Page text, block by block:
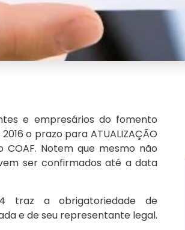
e empresários do fomento
o prazo para ATUALIZAÇÃO
COAF. Notem que mesmo não
ser confirmados até a data
traz a obrigatoriedade de
e de seu representante legal.